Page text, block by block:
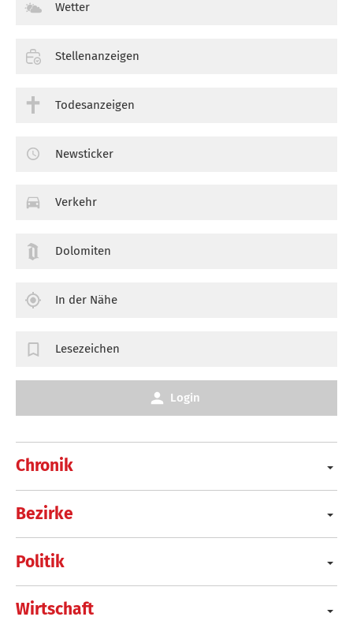
Chronik
Bezirke
Politik
Wirtschaft
Wetter
Stellenanzeigen
Todesanzeigen
Newsticker
Verkehr
Dolomiten
In der Nähe
Lesezeichen
Login